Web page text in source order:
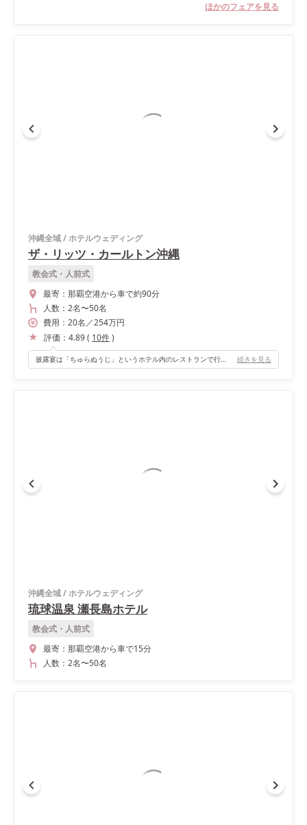
ほかのフェアを見る
沖縄全域/ホテルウェディング
ザ・リッツ・カールトン沖縄
教会式・人前式
最寄： 那覇空港から車で約90分
人数： 2名〜50名
費用： 20名 ／254万円
評価： 4.89( 10件)
披露宴は「ちゅらぬうじ」というホテル内のレストランで行いました。 落ち着いた雰囲気の中でアットホームな披露宴を行うことができました。 続きを見る
沖縄全域/ホテルウェディング
琉球温泉 瀬長島ホテル
教会式・人前式
最寄： 那覇空港から車で15分
人数： 2名〜50名